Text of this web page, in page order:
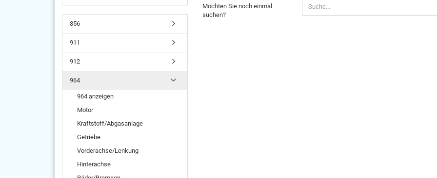
SIE
NOCH
Möchten Sie noch einmal
suchen?
356
911
912
964
964 anzeigen
Motor
Kraftstoff/Abgasanlage
Getriebe
Vorderachse/Lenkung
Hinterachse